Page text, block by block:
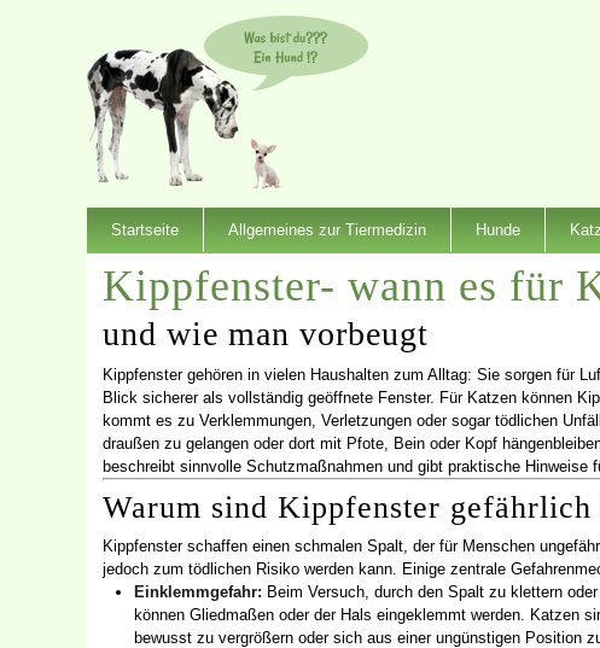
Startseite Allgemeines zur Tiermedizin Hunde
Kippfenster- wann es für
und wie man vorbeugt
Kippfenster gehören in vielen Haushalten zum Alltag: Sie sorgen für
Blick sicherer als vollständig geöffnete Fenster. Für Katzen können
kommt es zu Verklemmungen, Verletzungen oder sogar tödlichen
draußen zu gelangen oder dort mit Pfote, Bein oder Kopf
beschreibt sinnvolle Schutzmaßnahmen und gibt praktische Hinweise
Warum sind Kippfenster
Kippfenster schaffen einen schmalen Spalt, der für Menschen
jedoch zum tödlichen Risiko werden kann. Einige zentrale
Einklemmgefahr: Beim Versuch, durch den Spalt zu klettern
können Gliedmaßen oder der Hals eingeklemmt werden. Katzen
bewusst zu vergrößern oder sich aus einer ungünstigen Position